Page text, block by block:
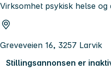
Virksomhet psykisk helse
Greveveien 16, 3257 Larvik
Stillingsannonsen er